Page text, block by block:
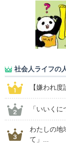
社会人ライフの
【嫌われ
「いいく
わたしの地
て」...